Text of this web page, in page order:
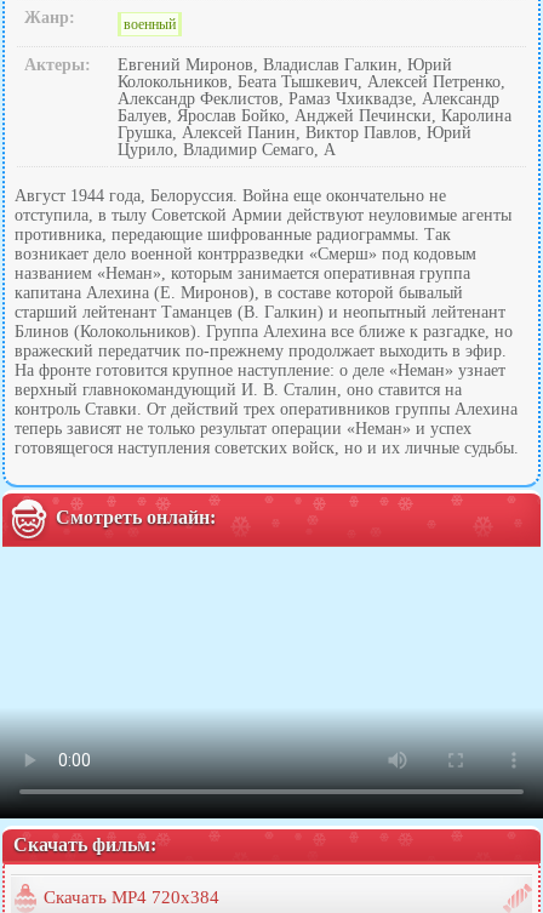
Жанр: военный
Актеры:
Евгений Миронов, Владислав Галкин, Юрий
Колокольников, Беата Тышкевич, Алексей Петренко,
Александр Феклистов, Рамаз Чхиквадзе, Александр
Балуев, Ярослав Бойко, Анджей Печински, Каролина
Грушка, Алексей Панин, Виктор Павлов, Юрий
Цурило, Владимир Семаго, А
Август 1944 года, Белоруссия. Война еще окончательно не
отступила, в тылу Советской Армии действуют неуловимые агенты
противника, передающие шифрованные радиограммы. Так
возникает дело военной контрразведки «Смерш» под кодовым
названием «Неман», которым занимается оперативная группа
капитана Алехина (Е. Миронов), в составе которой бывалый
старший лейтенант Таманцев (В. Галкин) и неопытный лейтенант
Блинов (Колокольников). Группа Алехина все ближе к разгадке, но
вражеский передатчик по-прежнему продолжает выходить в эфир.
На фронте готовится крупное наступление: о деле «Неман» узнает
верхный главнокомандующий И. В. Сталин, оно ставится на
контроль Ставки. От действий трех оперативников группы Алехина
теперь зависят не только результат операции «Неман» и успех
готовящегося наступления советских войск, но и их личные судьбы.
Смотреть онлайн:
Скачать фильм:
Скачать MP4 720x384